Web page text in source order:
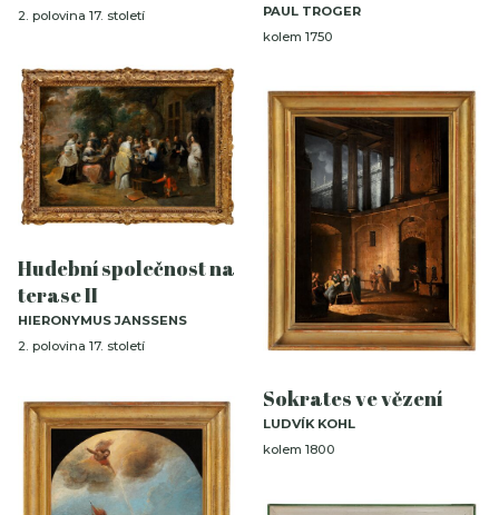
PAUL TROGER
kolem 1750
2. polovina 17. století
Hudební společnost na
terase II
HIERONYMUS JANSSENS
2. polovina 17. století
Sokrates ve vězení
LUDVÍK KOHL
kolem 1800